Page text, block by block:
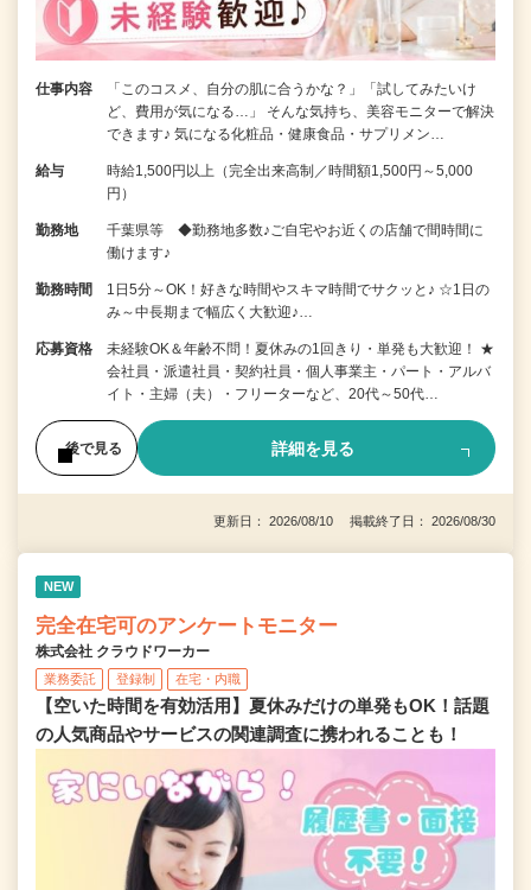
仕事内容
「このコスメ、自分の肌に合うかな？」「試してみたいけ
ど、費用が気になる…」 そんな気持ち、美容モニターで解決
できます♪ 気になる化粧品・健康食品・サプリメン…
給与
時給1,500円以上（完全出来高制／時間額1,500円～5,000
円）
勤務地
千葉県等 ◆勤務地多数♪ご自宅やお近くの店舗で間時間に
働けます♪
勤務時間
1日5分～OK！好きな時間やスキマ時間でサクッと♪ ☆1日の
み～中長期まで幅広く大歓迎♪…
応募資格
未経験OK＆年齢不問！夏休みの1回きり・単発も大歓迎！ ★
会社員・派遣社員・契約社員・個人事業主・パート・アルバ
イト・主婦（夫）・フリーターなど、20代～50代…
後で見る 詳細を見る
更新日： 2026/08/10 掲載終了日： 2026/08/30
NEW
完全在宅可のアンケートモニター
株式会社 クラウドワーカー
業務委託 登録制 在宅・内職
【空いた時間を有効活用】夏休みだけの単発もOK！話題
の人気商品やサービスの関連調査に携われることも！